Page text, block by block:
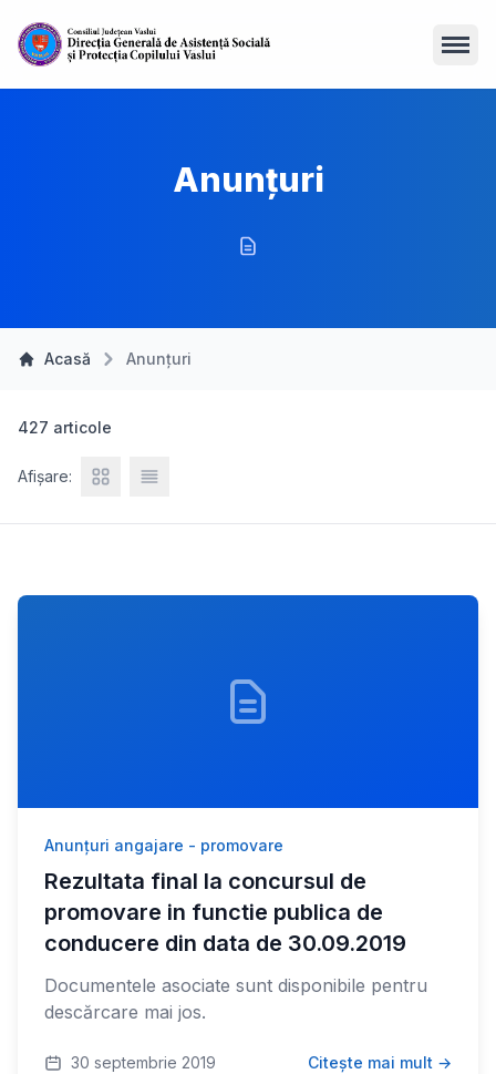
Anunțuri
Acasă Anunțuri
427 articole
Afișare:
Anunțuri angajare - promovare
Rezultata final la concursul de
promovare in functie publica de
conducere din data de 30.09.2019
Documentele asociate sunt disponibile pentru
descărcare mai jos.
30 septembrie 2019 Citește mai mult →